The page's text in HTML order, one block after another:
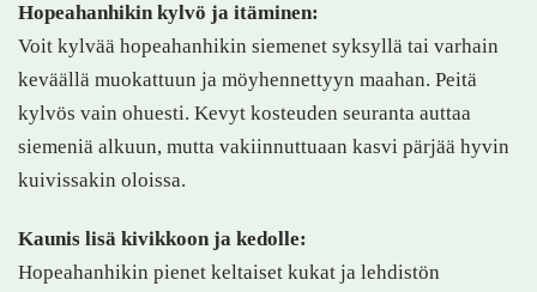
Hopeahanhikin kylvö ja itäminen:
Voit kylvää hopeahanhikin siemenet syksyllä tai varhain
keväällä muokattuun ja möyhennettyyn maahan. Peitä
kylvös vain ohuesti. Kevyt kosteuden seuranta auttaa
siemeniä alkuun, mutta vakiinnuttuaan kasvi pärjää hyvin
kuivissakin oloissa.
Kaunis lisä kivikkoon ja kedolle:
Hopeahanhikin pienet keltaiset kukat ja lehdistön